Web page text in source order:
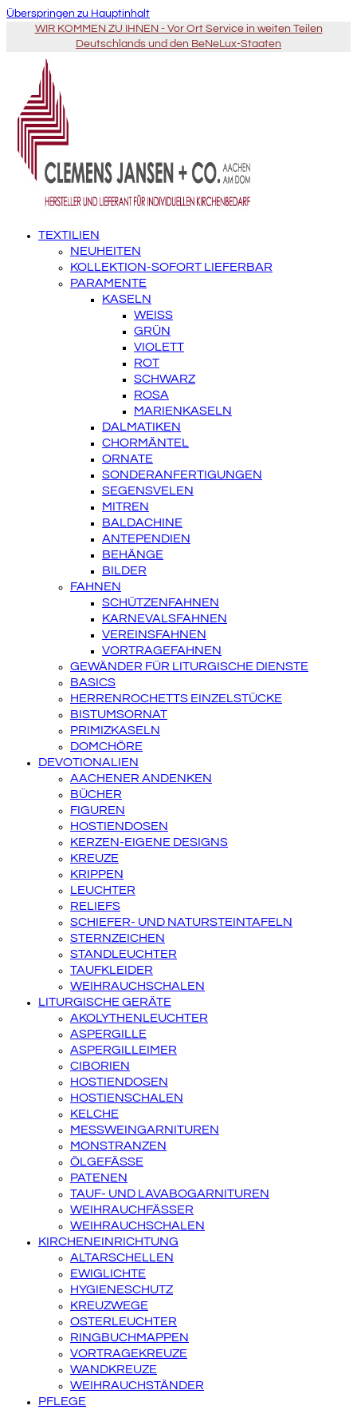
Überspringen zu Hauptinhalt
WIR KOMMEN ZU IHNEN - Vor Ort Service in weiten Teilen
Deutschlands und den BeNeLux-Staaten
TEXTILIEN
NEUHEITEN
KOLLEKTION-SOFORT LIEFERBAR
PARAMENTE
KASELN
WEISS
GRÜN
VIOLETT
ROT
SCHWARZ
ROSA
MARIENKASELN
DALMATIKEN
CHORMÄNTEL
ORNATE
SONDERANFERTIGUNGEN
SEGENSVELEN
MITREN
BALDACHINE
ANTEPENDIEN
BEHÄNGE
BILDER
FAHNEN
SCHÜTZENFAHNEN
KARNEVALSFAHNEN
VEREINSFAHNEN
VORTRAGEFAHNEN
GEWÄNDER FÜR LITURGISCHE DIENSTE
BASICS
HERRENROCHETTS EINZELSTÜCKE
BISTUMSORNAT
PRIMIZKASELN
DOMCHÖRE
DEVOTIONALIEN
AACHENER ANDENKEN
BÜCHER
FIGUREN
HOSTIENDOSEN
KERZEN-EIGENE DESIGNS
KREUZE
KRIPPEN
LEUCHTER
RELIEFS
SCHIEFER- UND NATURSTEINTAFELN
STERNZEICHEN
STANDLEUCHTER
TAUFKLEIDER
WEIHRAUCHSCHALEN
LITURGISCHE GERÄTE
AKOLYTHENLEUCHTER
ASPERGILLE
ASPERGILLEIMER
CIBORIEN
HOSTIENDOSEN
HOSTIENSCHALEN
KELCHE
MESSWEINGARNITUREN
MONSTRANZEN
ÖLGEFÄSSE
PATENEN
TAUF- UND LAVABOGARNITUREN
WEIHRAUCHFÄSSER
WEIHRAUCHSCHALEN
KIRCHENEINRICHTUNG
ALTARSCHELLEN
EWIGLICHTE
HYGIENESCHUTZ
KREUZWEGE
OSTERLEUCHTER
RINGBUCHMAPPEN
VORTRAGEKREUZE
WANDKREUZE
WEIHRAUCHSTÄNDER
PFLEGE